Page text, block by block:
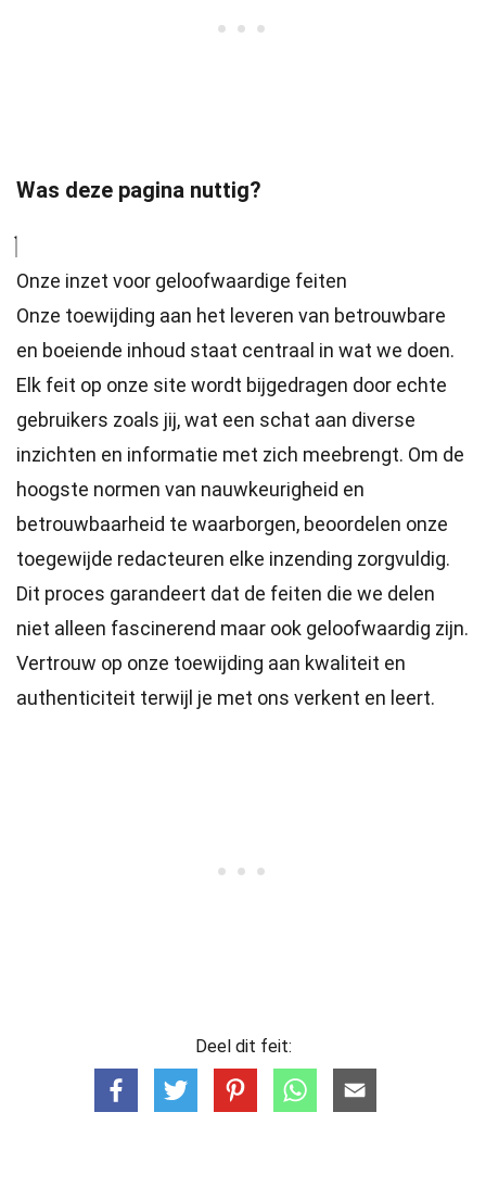
Was deze pagina nuttig?
Onze inzet voor geloofwaardige feiten
Onze toewijding aan het leveren van betrouwbare
en boeiende inhoud staat centraal in wat we doen.
Elk feit op onze site wordt bijgedragen door echte
gebruikers zoals jij, wat een schat aan diverse
inzichten en informatie met zich meebrengt. Om de
hoogste normen van nauwkeurigheid en
betrouwbaarheid te waarborgen, beoordelen onze
toegewijde redacteuren elke inzending zorgvuldig.
Dit proces garandeert dat de feiten die we delen
niet alleen fascinerend maar ook geloofwaardig zijn.
Vertrouw op onze toewijding aan kwaliteit en
authenticiteit terwijl je met ons verkent en leert.
Deel dit feit: